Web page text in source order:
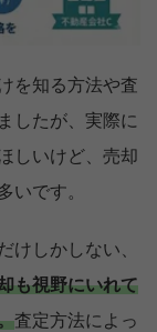
を知る方法や査
したが、実際に
しいけど、売却
いです。
けしかしない、
も視野にいれて
査定方法によっ